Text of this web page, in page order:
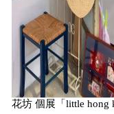
花坊 個展「little hong